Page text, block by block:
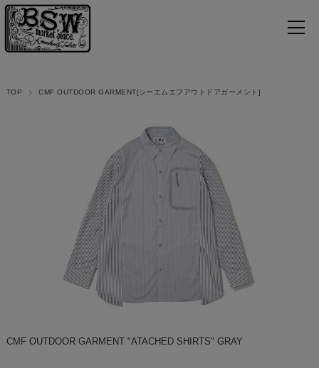
TOP CMF OUTDOOR GARMENT[シーエムエフアウトドアガーメント]
CMF OUTDOOR GARMENT "ATACHED SHIRTS" GRAY